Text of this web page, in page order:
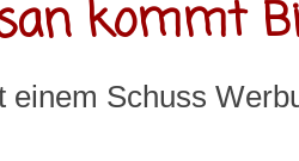
kommt
einem Schuss